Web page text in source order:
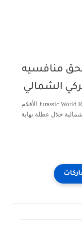
منافسيه
الشمالي
فن وسينما سحق “جوراسيك وورلد ريبرث” Jurassic World Rebirth الأفلام
خلال عطلة نهاية